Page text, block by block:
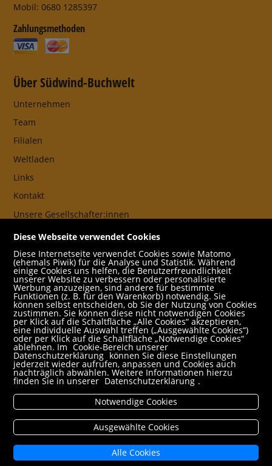
Mobil: 0680 1285397
Zahlungsmethoden
Über Südwind-Buchwelt
Unternehmen
Team
Filialen
Weltladen
Links
Kontakt
Unsere Gesellschafter:innen
AGB
Impressum
Datenschutz- und Cookieerklärung
Freund:innen
Service
Jobs
Newsletter abonnieren
Schulbuchservice
Rund um den Einkauf
Versandbedingungen
Filialabholung
Erweiterte Suche
Mein Konto
Diese Webseite verwendet Cookies
Diese Internetseite verwendet Cookies sowie Matomo
(ehemals Piwik) für die Analyse und Statistik. Während
einige Cookies uns helfen, die Benutzerfreundlichkeit
unserer Website zu verbessern oder personalisierte
Werbung anzuzeigen, sind andere für bestimmte
Funktionen (z. B. für den Warenkorb) notwendig. Sie
können selbst entscheiden, ob Sie der Nutzung von Cookies
zustimmen. Sie können diese nicht notwendigen Cookies
per Klick auf die Schaltfläche „Alle Cookies“ akzeptieren,
eine individuelle Auswahl treffen („Ausgewählte Cookies“)
oder per Klick auf die Schaltfläche „Notwendige Cookies“
ablehnen. Im Cookie-Bereich unserer
Datenschutzerklärung können Sie diese Einstellungen
jederzeit wieder aufrufen, anpassen und Cookies auch
nachträglich abwählen. Weitere Informationen hierzu
finden Sie in unserer Datenschutzerklärung .
Notwendige Cookies
Ausgewählte Cookies
Alle Cookies